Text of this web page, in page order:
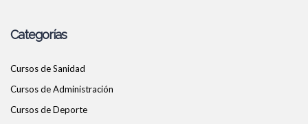
Categorías
Cursos de Sanidad
Cursos de Administración
Cursos de Deporte